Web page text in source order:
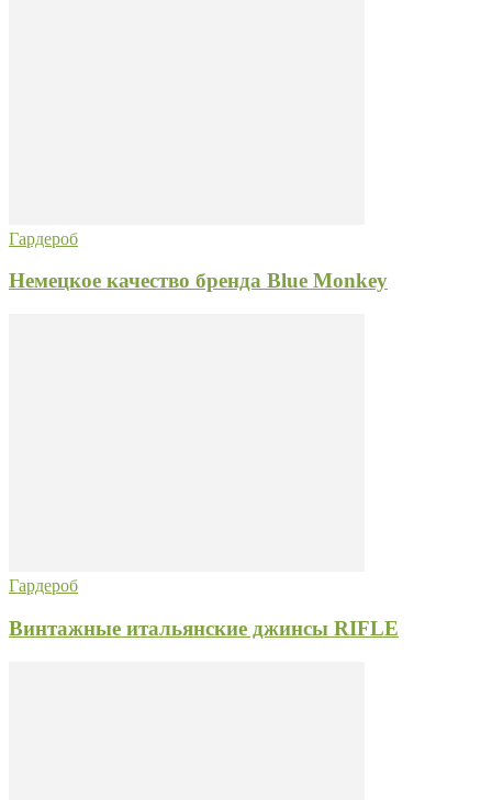
Гардероб
Немецкое качество бренда Blue Monkey
Гардероб
Винтажные итальянские джинсы RIFLE